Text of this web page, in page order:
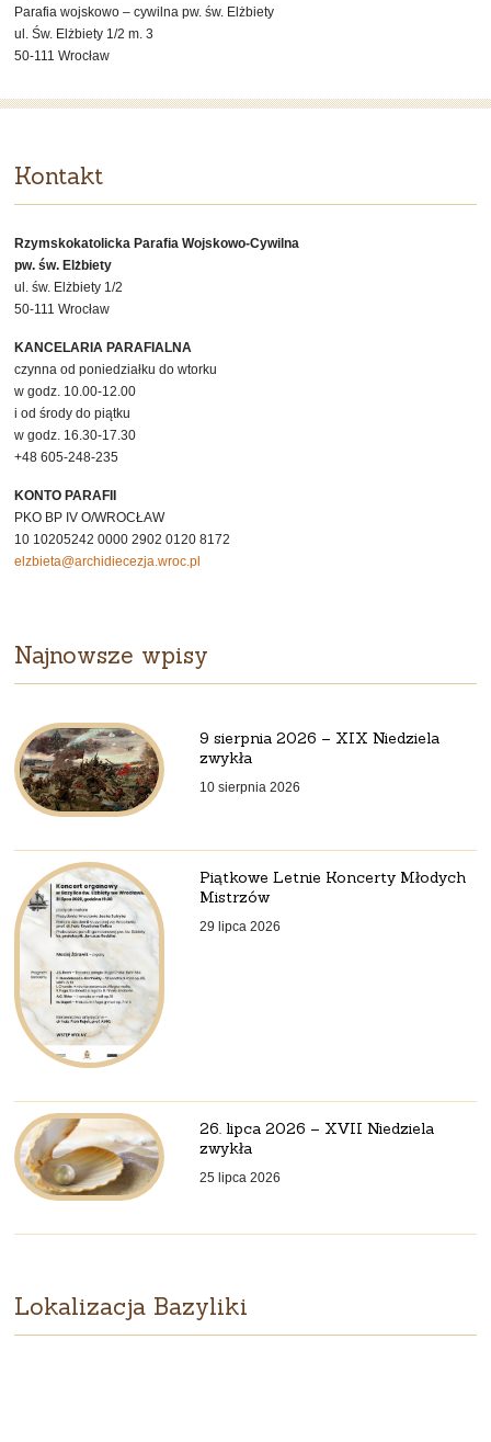
Parafia wojskowo – cywilna pw. św. Elżbiety
ul. Św. Elżbiety 1/2 m. 3
50-111 Wrocław
Kontakt
Rzymskokatolicka Parafia Wojskowo-Cywilna
pw. św. Elżbiety
ul. św. Elżbiety 1/2
50-111 Wrocław
KANCELARIA PARAFIALNA
czynna od poniedziałku do wtorku
w godz. 10.00-12.00
i od środy do piątku
w godz. 16.30-17.30
+48 605-248-235
KONTO PARAFII
PKO BP IV O/WROCŁAW
10 10205242 0000 2902 0120 8172
elzbieta@archidiecezja.wroc.pl
Najnowsze wpisy
9 sierpnia 2026 – XIX Niedziela
zwykła
10 sierpnia 2026
Piątkowe Letnie Koncerty Młodych
Mistrzów
29 lipca 2026
26. lipca 2026 – XVII Niedziela
zwykła
25 lipca 2026
Lokalizacja Bazyliki